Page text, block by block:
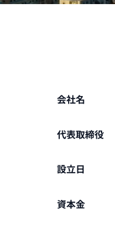
会社名
代表取締役
設立日
資本金